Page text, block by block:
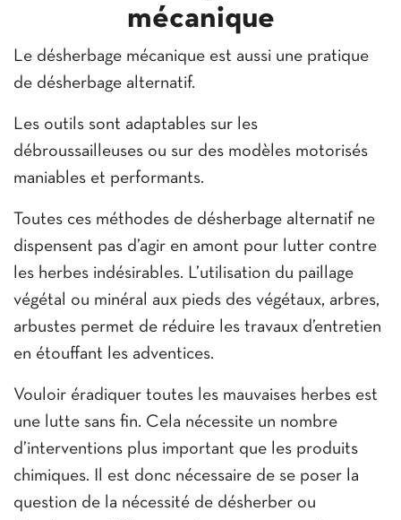
mécanique
Le désherbage mécanique est aussi une pratique
de désherbage alternatif.
Les outils sont adaptables sur les
débroussailleuses ou sur des modèles motorisés
maniables et performants.
Toutes ces méthodes de désherbage alternatif ne
dispensent pas d’agir en amont pour lutter contre
les herbes indésirables. L’utilisation du paillage
végétal ou minéral aux pieds des végétaux, arbres,
arbustes permet de réduire les travaux d’entretien
en étouffant les adventices.
Vouloir éradiquer toutes les mauvaises herbes est
une lutte sans fin. Cela nécessite un nombre
d’interventions plus important que les produits
chimiques. Il est donc nécessaire de se poser la
question de la nécessité de désherber ou